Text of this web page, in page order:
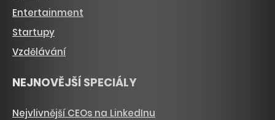
Entertainment
Startupy
Vzdělávání
NEJNOVĚJŠÍ SPECIÁLY
Nejvlivnější CEOs na LinkedInu